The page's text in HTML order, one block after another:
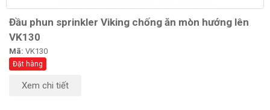
Đầu phun sprinkler Viking chống ăn mòn hướng lên
VK130
Mã: VK130
Đặt hàng
Xem chi tiết